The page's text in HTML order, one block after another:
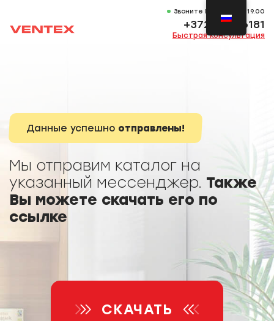
Звоните Пн-Вс 11.00-19.00
+372 53736181
Быстрая консультация
Данные успешно отправлены!
Мы отправим каталог на
указанный мессенджер. Также
Вы можете скачать его по
ссылке
СКАЧАТЬ